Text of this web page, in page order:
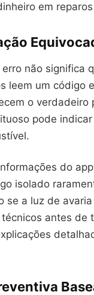
em
não significa
leem um código
o verdadeiro
pode
do
isolado
se a luz de
antes de